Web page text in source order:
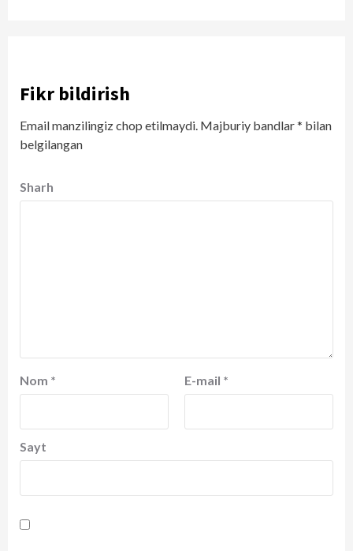
Fikr bildirish
Email manzilingiz chop etilmaydi. Majburiy bandlar* bilan
belgilangan
Sharh
Nom * E-mail *
Sayt